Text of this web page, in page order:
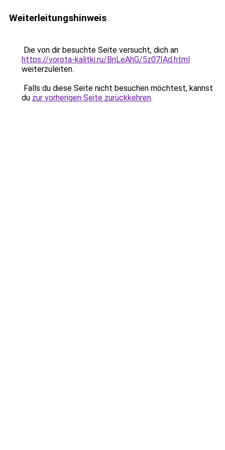
Weiterleitungshinweis
Die von dir besuchte Seite versucht, dich an
https://vorota-kalitki.ru/BnLeAhG/5z07IAd.html
weiterzuleiten.
Falls du diese Seite nicht besuchen möchtest, kannst
du zur vorherigen Seite zurückkehren.